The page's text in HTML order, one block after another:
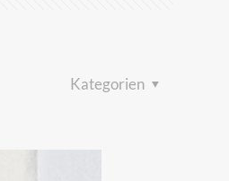
Kategorien